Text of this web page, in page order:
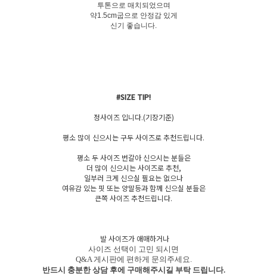
투톤으로 매치되었으며
약1.5cm굽으로 안정감 있게
신기 좋습니다.
#SIZE TIP!
정사이즈 입니다.(기장기준)
평소 많이 신으시는 구두 사이즈로 추천드립니다.
평소 두 사이즈 번갈아 신으시는 분들은
더 많이 신으시는 사이즈로 추천,
일부러 크게 신으실 필요는 없으나
여유감 있는 핏 또는 양말등과 함께 신으실 분들은
큰쪽 사이즈 추천드립니다.
발 사이즈가 애매하거나
사이즈 선택이 고민 되시면
Q&A 게시판에 편하게 문의주세요.
반드시 충분한 상담 후에 구매해주시길 부탁 드립니다.